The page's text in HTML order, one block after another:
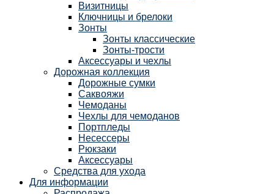
Визитницы
Ключницы и брелоки
Зонты
Зонты классические
Зонты-трости
Аксессуары и чехлы
Дорожная коллекция
Дорожные сумки
Саквояжи
Чемоданы
Чехлы для чемоданов
Портпледы
Несессеры
Рюкзаки
Аксессуары
Средства для ухода
Для информации